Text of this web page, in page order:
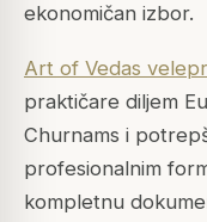
ekonomičan izbor.
Art of Vedas
praktičare diljem
Churnams i
profesionalnim
kompletnu